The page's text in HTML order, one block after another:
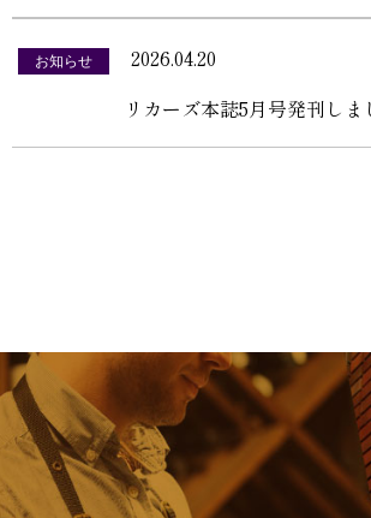
お知らせ
2026.04.20
リカーズ本誌5月号発刊しま